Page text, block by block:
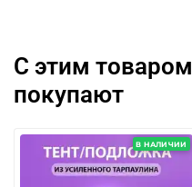
С этим товаром
покупают
В НАЛИЧИИ